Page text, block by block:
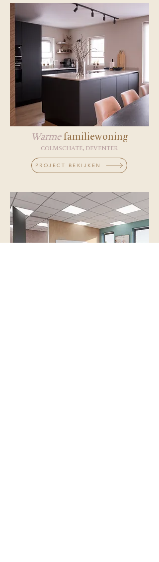
Warmefamiliewoning
COLMSCHATE, DEVENTER
PROJECT BEKIJKEN